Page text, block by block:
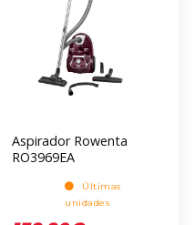
Aspirador Rowenta
RO3969EA
Últimas
unidades